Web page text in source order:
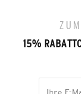
15%